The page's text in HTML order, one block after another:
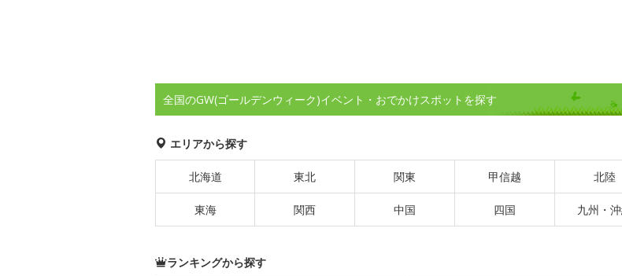
全国のGW(ゴールデンウィーク)イベント・おでかけスポットを探す
エリアから探す
北海道 東北 関東 甲信越 北陸
東海 関西 中国 四国 九州・
ランキングから探す